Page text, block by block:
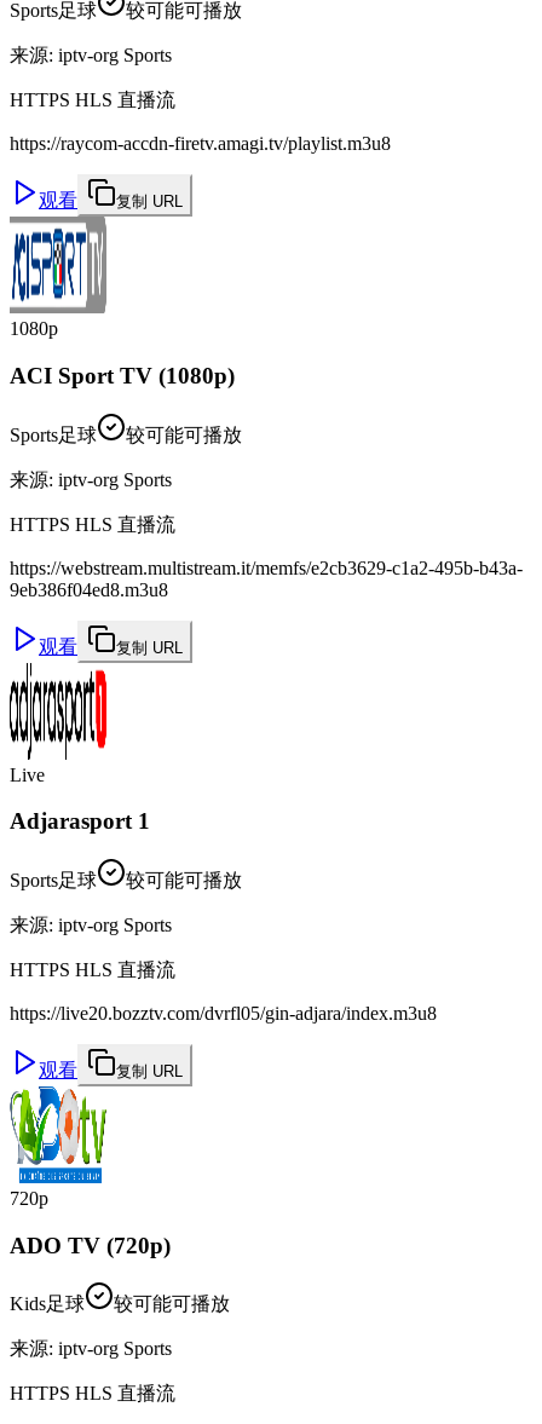
Sports足球 较可能可播放
来源: iptv-org Sports
HTTPS HLS 直播流
https://raycom-accdn-firetv.amagi.tv/playlist.m3u8
观看 复制 URL
1080p
ACI Sport TV (1080p)
Sports足球 较可能可播放
来源: iptv-org Sports
HTTPS HLS 直播流
https://webstream.multistream.it/memfs/e2cb3629-c1a2-495b-b43a-
9eb386f04ed8.m3u8
观看 复制 URL
Live
Adjarasport 1
Sports足球 较可能可播放
来源: iptv-org Sports
HTTPS HLS 直播流
https://live20.bozztv.com/dvrfl05/gin-adjara/index.m3u8
观看 复制 URL
720p
ADO TV (720p)
Kids足球 较可能可播放
来源: iptv-org Sports
HTTPS HLS 直播流